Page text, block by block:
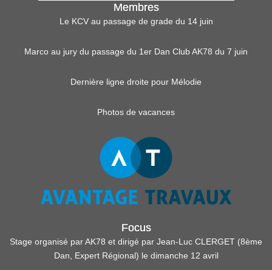
Membres
Le KCV au passage de grade du 14 juin
Marco au jury du passage du 1er Dan Club AK78 du 7 juin
Dernière ligne droite pour Mélodie
Photos de vacances
Focus
Stage organisé par AK78 et dirigé par Jean-Luc CLERGET (8ème
Dan, Expert Régional) le dimanche 12 avril